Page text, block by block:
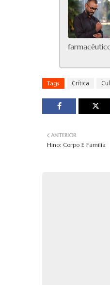
Tags Crítica
ANTERIOR
Hino: Corpo E Família